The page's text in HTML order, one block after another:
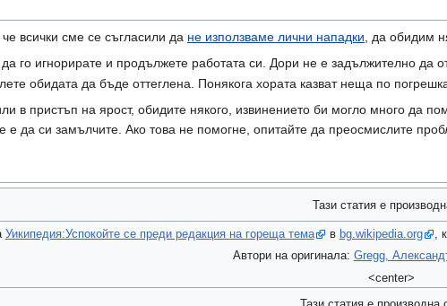
всички сме се съгласили да не използваме лични нападки , да обидим
го игнорирате и продължете работата си. Дори не е задължително да
обидата да бъде оттеглена. Понякога хората казват неща по
в пристъп на ярост, обидите някого, извинението би могло много да
е да си замълчите. Ако това не помогне, опитайте да преосмислите
Тази статия е
Уикипедия:Успокойте се преди редакция на гореща тема в bg.wikipedia.org ,
Автори на оригинала: Gregg,
<center>